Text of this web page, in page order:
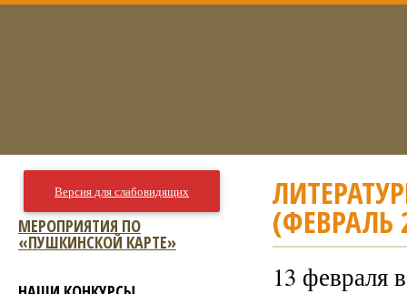
(ФЕВРАЛЬ
13 февраля
Версия для слабовидящих
МЕРОПРИЯТИЯ ПО
«ПУШКИНСКОЙ КАРТЕ»